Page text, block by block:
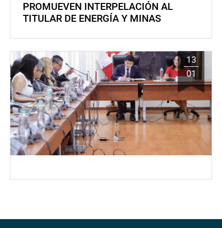
PROMUEVEN INTERPELACIÓN AL
TITULAR DE ENERGÍA Y MINAS
13
01